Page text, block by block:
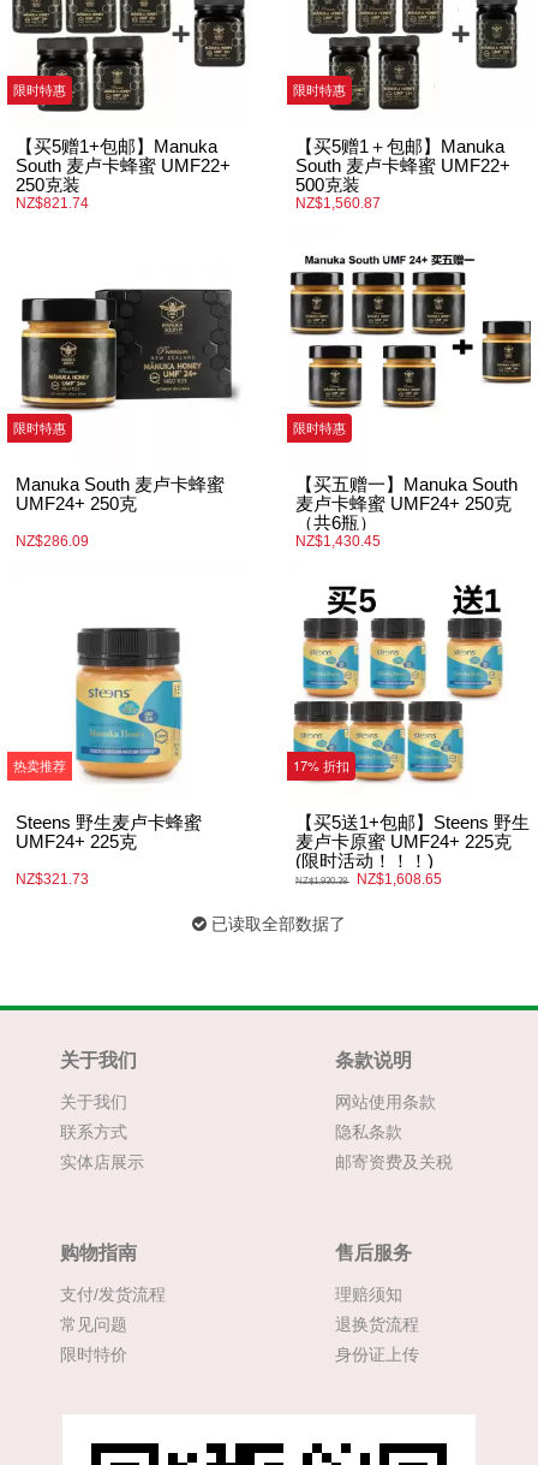
限时特惠
【买5赠1+包邮】Manuka
South 麦卢卡蜂蜜 UMF22+
250克装
NZ$821.74
限时特惠
【买5赠1＋包邮】Manuka
South 麦卢卡蜂蜜 UMF22+
500克装
NZ$1,560.87
限时特惠
Manuka South 麦卢卡蜂蜜
UMF24+ 250克
NZ$286.09
限时特惠
【买五赠一】Manuka South
麦卢卡蜂蜜 UMF24+ 250克
（共6瓶）
NZ$1,430.45
热卖推荐
Steens 野生麦卢卡蜂蜜
UMF24+ 225克
NZ$321.73
17% 折扣
【买5送1+包邮】Steens 野生
麦卢卡原蜜 UMF24+ 225克
(限时活动！！！)
NZ$1,930.38 NZ$1,608.65
已读取全部数据了
关于我们
关于我们
联系方式
实体店展示
条款说明
网站使用条款
隐私条款
邮寄资费及关税
购物指南
支付/发货流程
常见问题
限时特价
售后服务
理赔须知
退换货流程
身份证上传